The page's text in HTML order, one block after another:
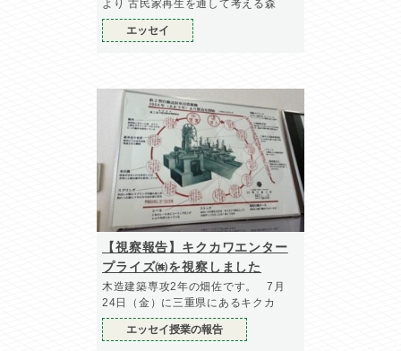
より 古民家再生を通して考える森
エッセイ
【視察報告】キクカワエンター
プライズ㈱を視察しました
木造建築専攻2年の畑佐です。 7月
24日（金）に三重県にあるキクカ
エッセイ授業の報告